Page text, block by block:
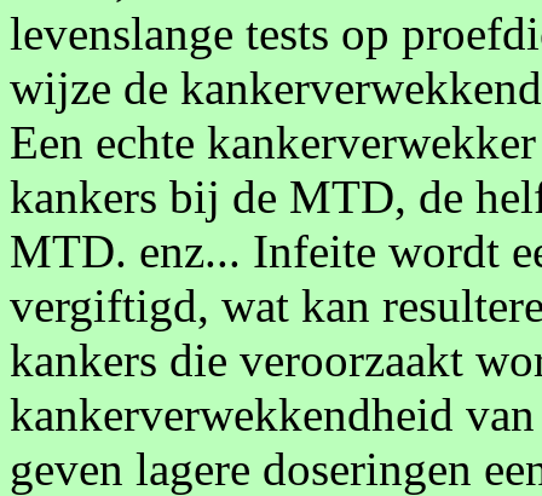
levenslange tests op
wijze de
Een echte
kankers bij de MTD, de
MTD. enz... Infeite wordt
vergiftigd, wat kan
kankers die veroorzaakt
kankerverwekkendheid
geven lagere doseringen